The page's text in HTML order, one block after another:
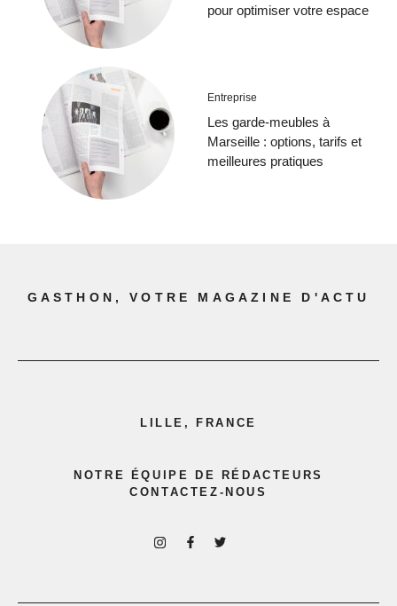
pour optimiser votre espace
Entreprise
Les garde-meubles à
Marseille : options, tarifs et
meilleures pratiques
GASTHON, VOTRE MAGAZINE D'ACTU
LILLE, FRANCE
NOTRE ÉQUIPE DE RÉDACTEURS
CONTACTEZ-NOUS